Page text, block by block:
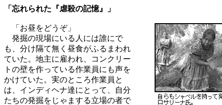
「忘れられた『虐殺の記憶』」
「お昼をどうぞ」
発掘の現場にいる人には誰にで
も、分け隔て無く昼食がふるまわれ
ていた。地主に雇われ、コンクリー
トの壁を作っている作業員にも声を
かけていた。実のところ作業員と
は、インディヘナ達にとって、自分
たちの発掘をじゃまする立場の者で